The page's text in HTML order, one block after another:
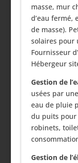
masse, mur
d’eau fermé,
de masse).
solaires pour
Fournisseur
Hébergeur
Gestion de
usées par
eau de pluie
du puits pour
robinets,
Gestion de